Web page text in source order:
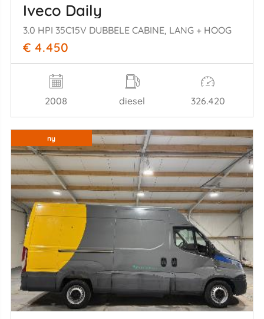
Iveco Daily
3.0 HPI 35C15V DUBBELE CABINE, LANG + HOOG
€ 4.450
2008 diesel 326.420
ny